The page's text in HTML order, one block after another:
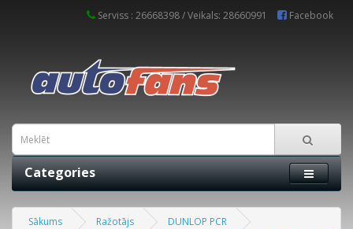
Serviss : 26668398 / Veikals: 28660991 Facebook
Categories
Sākums Ražotājs
DUNLOP PCR